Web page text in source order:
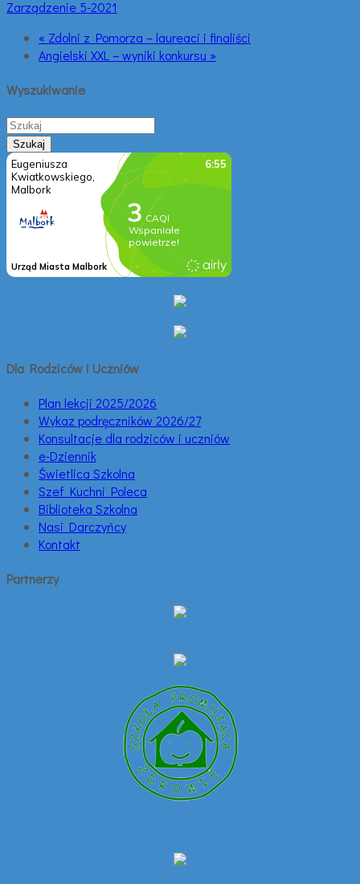
Zarządzenie 5-2021
« Zdolni z Pomorza – laureaci i finaliści
Angielski XXL – wyniki konkursu »
Wyszukiwanie
Dla Rodziców i Uczniów
Plan lekcji 2025/2026
Wykaz podręczników 2026/27
Konsultacje dla rodziców i uczniów
e-Dziennik
Świetlica Szkolna
Szef Kuchni Poleca
Biblioteka Szkolna
Nasi Darczyńcy
Kontakt
Partnerzy